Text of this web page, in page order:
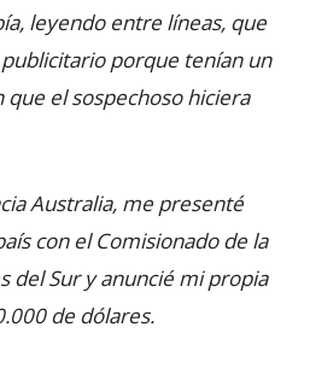
leyendo entre líneas, que
porque tenían un
el sospechoso hiciera
Australia, me presenté
con el Comisionado de la
del Sur y anuncié mi propia
de dólares.